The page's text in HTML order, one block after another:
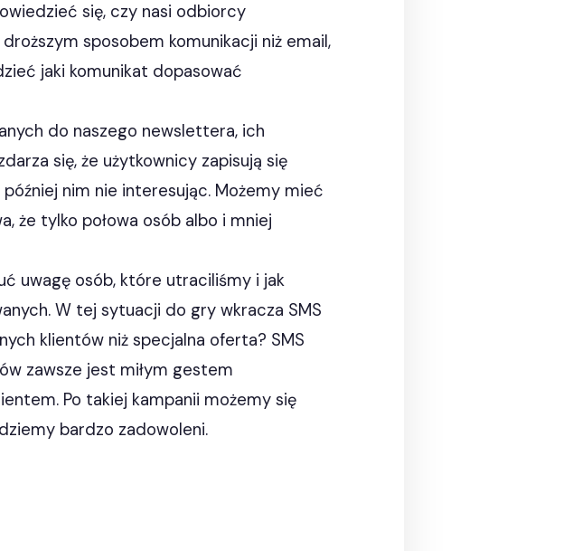
się, czy nasi odbiorcy
sposobem komunikacji niż email,
jaki komunikat dopasować
do naszego newslettera, ich
się, że użytkownicy zapisują się
nim nie interesując. Możemy mieć
że tylko połowa osób albo i mniej
uwagę osób, które utraciliśmy i jak
W tej sytuacji do gry wkracza SMS
klientów niż specjalna oferta? SMS
zawsze jest miłym gestem
Po takiej kampanii możemy się
bardzo zadowoleni.